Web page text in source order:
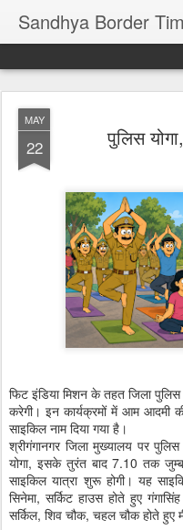
Sandhya Border
MAY
22 पुलिस
फिट इंडिया मिशन के तहत जिला पुलिस
करेगी। इन कार्यक्रमों में आम आदमी
साइकिल नाम दिया गया है।
श्रीगंगानगर जिला मुख्यालय पर
योगा, इसके तुरंत बाद 7.10 तक
साइकिल यात्रा शुरू होगी। यह
सिनेमा, सर्किट हाउस होते हुए
सर्किल, शिव चौक, चहल चौक होते हुए